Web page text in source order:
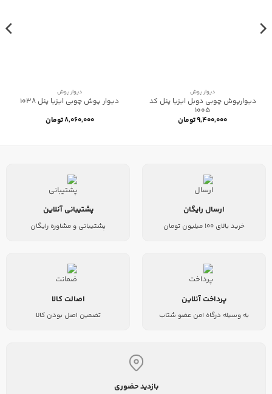
دیوار پوش
دیوارپوش چوبی دوبل ایزیا پنل کد
1005
۹,۴۰۰,۰۰۰تومان
دیوار پوش
دیوار پوش چوبی ایزیا پنل 1038
۸,۰۶۰,۰۰۰تومان
ارسال رایگان
خرید بالای 100 میلیون تومان
پشتیبانی آنلاین
پشتیبانی و مشاوره رایگان
پرداخت آنلاین
به وسیله درگاه امن عضو شتاب
اصالت کالا
تضمین اصل بودن کالا
بازدید حضوری